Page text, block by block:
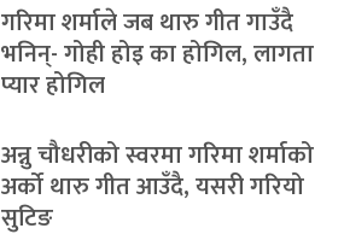
गरिमा शर्माले जब थारु गीत गाउँदै
भनिन्- गोही होइ का होगिल, लागता
प्यार होगिल
अन्नु चौधरीको स्वरमा गरिमा शर्माको
अर्को थारु गीत आउँदै, यसरी गरियो
सुटिङ